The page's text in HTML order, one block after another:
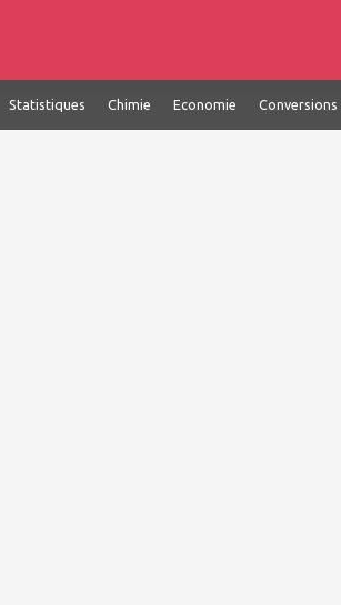
Statistiques Chimie Economie Conversions